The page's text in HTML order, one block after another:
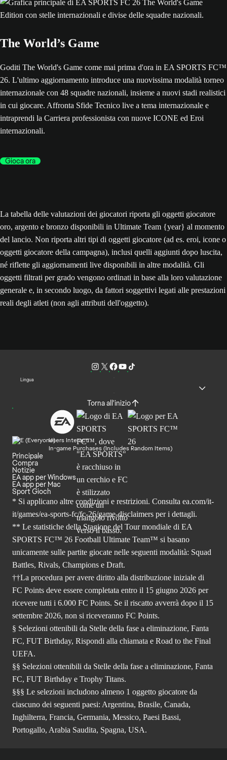
The World’s Game
Goditi The World's Game come mai prima d'ora in EA SPORTS FC™
26. L'ultimo aggiornamento introduce una nuovissima modalità torneo
internazionale con 48 squadre nazionali, insieme a nuovi stadi realistici
in cui giocare. Affronta Sfide Tecnico live a tema internazionale e
intraprendi la Carriera professionista con nuove ICONE ed Eroi
internazionali.
Gioca ora
La tabella delle valutazioni dei giocatori riporta gli oggetti giocatore
oro, argento e bronzo disponibili in Ultimate Team {year} al momento
del lancio. Non riporta altri tipi di oggetti giocatore (ad es. eroi, icone o
oggetti giocatore della campagna), inclusi quelli aggiunti dopo luscita,
né riflette gli aggiornamenti live disponibili in altre modalità. Gli
oggetti filtrati per grado vengono ordinati in base alla loro valutazione
generale e, in secondo luogo, da fattori soggettivi legati alle prestazioni
reali degli atleti (non agli attributi dell'oggetto).
Lingua
Torna all'inizio
Users Interact
In-game Purchases (Includes Random Items)
Principale
Compra
Notizie
EA app per Windows
EA app per Mac
Sport Gioch
* Si applicano altre condizioni e restrizioni. Consulta ea.com/it-
it/games/ea-sports-fc/fc-26/game-disclaimers per i dettagli.
** Le statistiche della Stagione del Tour mondiale di EA
SPORTS FC™ 26 Football Ultimate Team™ si basano
unicamente sulle partite giocate nelle seguenti modalità: Squad
Battles, Rivals, Champions e Draft.
††La procedura per avere diritto alla distribuzione iniziale di
FC Points deve essere completata entro il 15 giugno 2026 per
ricevere tutti i 6.000 FC Points. Se il riscatto avverrà dopo il 15
settembre 2026, non si riceveranno FC Points.
§ Selezioni ottenibili da Stelle della fase a eliminazione, Fanta
FC, FUT Birthday, Rispondi alla chiamata e Road to the Final
UEFA.
§§ Selezioni ottenibili da Stelle della fase a eliminazione, Fanta
FC, FUT Birthday e Trophy Titans.
§§§ Le selezioni includono almeno 1 oggetto giocatore da
ciascuno dei seguenti paesi: Argentina, Brasile, Canada,
Inghilterra, Francia, Germania, Messico, Paesi Bassi,
Portogallo, Arabia Saudita, Spagna, USA.